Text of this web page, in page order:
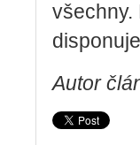
všechny.
Autor